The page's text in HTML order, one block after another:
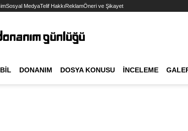
Sosyal MedyaTelif HakkıReklamÖneri ve Şikayet
DONANIM DOSYA KONUSU İNCELEME